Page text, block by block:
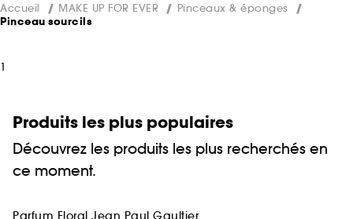
Accueil MAKE UP FOR EVER Pinceaux & éponges
Pinceau sourcils
1
Produits les plus populaires
Découvrez les produits les plus recherchés en
ce moment.
Parfum Floral Jean Paul Gaultier